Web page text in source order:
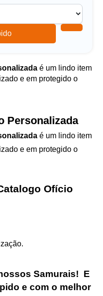
é um lindo item
e em protegido o
Personalizada
é um lindo item
e em protegido o
Ofício
Samurais! E
e com o melhor